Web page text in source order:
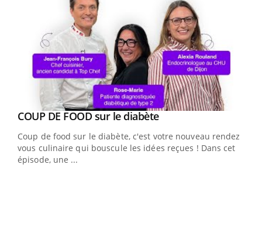
Youtube
COUP DE FOOD sur le diabèteYoutube
Coup de food sur le diabète, c'est votre nouveau rendez-
vous culinaire qui bouscule les idées reçues ! Dans cet
épisode, une ...